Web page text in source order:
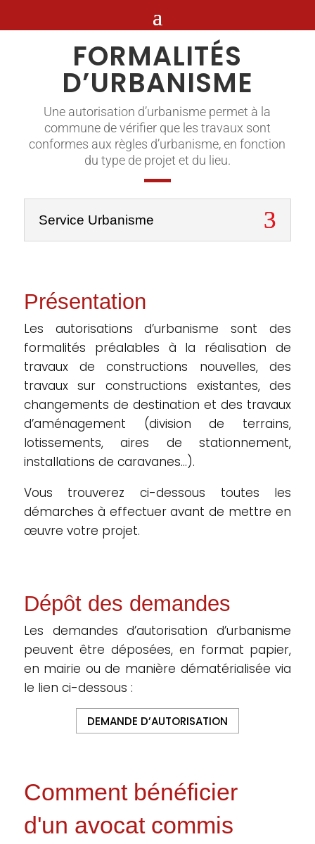
FORMALITÉS
D’URBANISME
Une autorisation d’urbanisme permet à la
commune de vérifier que les travaux sont
conformes aux règles d’urbanisme, en fonction
du type de projet et du lieu.
Service Urbanisme
Présentation
Les autorisations d’urbanisme sont des
formalités préalables à la réalisation de
travaux de constructions nouvelles, des
travaux sur constructions existantes, des
changements de destination et des travaux
d’aménagement (division de terrains,
lotissements, aires de stationnement,
installations de caravanes…).
Vous trouverez ci-dessous toutes les
démarches à effectuer avant de mettre en
œuvre votre projet.
Dépôt des demandes
Les demandes d’autorisation d’urbanisme
peuvent être déposées, en format papier,
en mairie ou de manière dématérialisée via
le lien ci-dessous :
DEMANDE D’AUTORISATION
Comment bénéficier
d'un avocat commis